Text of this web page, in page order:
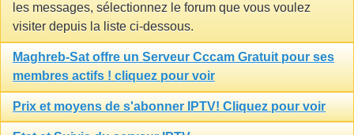
les messages, sélectionnez le forum que vous voulez
visiter depuis la liste ci-dessous.
Maghreb-Sat offre un Serveur Cccam Gratuit pour ses
membres actifs ! cliquez pour voir
Prix et moyens de s'abonner IPTV! Cliquez pour voir